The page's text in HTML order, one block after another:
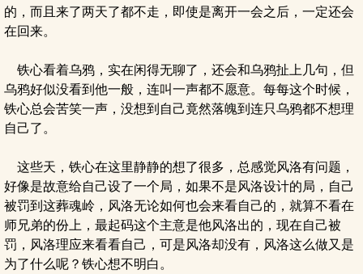
的，而且来了两天了都不走，即使是离开一会之后，一定还会
在回来。
铁心看着乌鸦，实在闲得无聊了，还会和乌鸦扯上几句，但
乌鸦好似没看到他一般，连叫一声都不愿意。每每这个时候，
铁心总会苦笑一声，没想到自己竟然落魄到连只乌鸦都不想理
自己了。
这些天，铁心在这里静静的想了很多，总感觉风洛有问题，
好像是故意给自己设了一个局，如果不是风洛设计的局，自己
被罚到这葬魂岭，风洛无论如何也会来看自己的，就算不看在
师兄弟的份上，最起码这个主意是他风洛出的，现在自己被
罚，风洛理应来看看自己，可是风洛却没有，风洛这么做又是
为了什么呢？铁心想不明白。